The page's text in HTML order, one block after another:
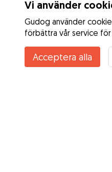
Vi använder
Gudog använder
förbättra vår service för
Acceptera alla